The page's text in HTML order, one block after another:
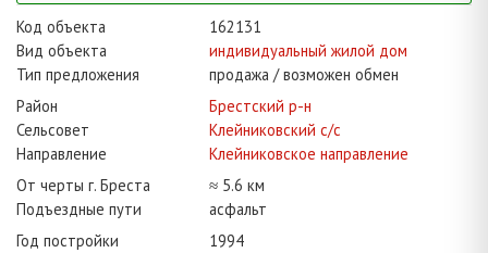
Код объекта
162131
Вид объекта
индивидуальный жилой дом
Тип предложения
продажа / возможен обмен
Район
Брестский р-н
Сельсовет
Клейниковский с/с
Направление
Клейниковское направление
От черты г. Бреста
≈ 5.6 км
Подъездные пути
асфальт
Год постройки
1994